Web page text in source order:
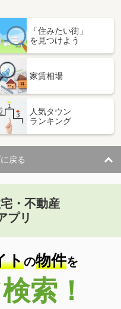
「住みたい街」
を見つけよう
家賃相場
人気タウン
ランキング
戻る
・不動産
プリ
トの物件を
索！